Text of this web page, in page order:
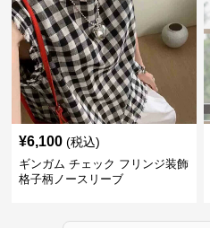
¥6,100 (税込)
ギンガム チェック フリンジ装飾
格子柄ノースリーブ